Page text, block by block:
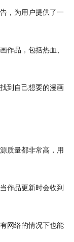
，为用户提供了一
作品，包括热血
到自己想要的漫画
质量都非常高，用
作品更新时会收到
网络的情况下也能